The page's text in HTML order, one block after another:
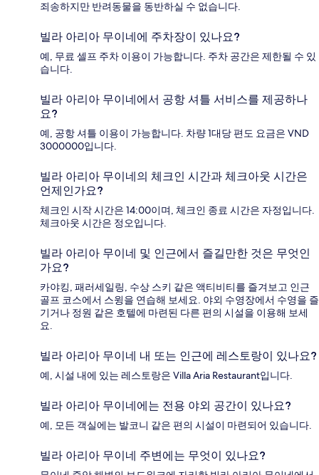
죄송하지만 반려동물을 동반하실 수 없습니다.
빌라 아리아 무이네에 주차장이 있나요?
예, 무료 셀프 주차 이용이 가능합니다. 주차 공간은 제한될 수 있
습니다.
빌라 아리아 무이네에서 공항 셔틀 서비스를 제공하나
요?
예, 공항 셔틀 이용이 가능합니다. 차량 1대당 편도 요금은 VND
3000000입니다.
빌라 아리아 무이네의 체크인 시간과 체크아웃 시간은
언제인가요?
체크인 시작 시간은 14:00이며, 체크인 종료 시간은 자정입니다.
체크아웃 시간은 정오입니다.
빌라 아리아 무이네 및 인근에서 즐길만한 것은 무엇인
가요?
카야킹, 패러세일링, 수상 스키 같은 액티비티를 즐겨보고 인근
골프 코스에서 스윙을 연습해 보세요. 야외 수영장에서 수영을 즐
기거나 정원 같은 호텔에 마련된 다른 편의 시설을 이용해 보세
요.
빌라 아리아 무이네 내 또는 인근에 레스토랑이 있나요?
예, 시설 내에 있는 레스토랑은 Villa Aria Restaurant입니다.
빌라 아리아 무이네에는 전용 야외 공간이 있나요?
예, 모든 객실에는 발코니 같은 편의 시설이 마련되어 있습니다.
빌라 아리아 무이네 주변에는 무엇이 있나요?